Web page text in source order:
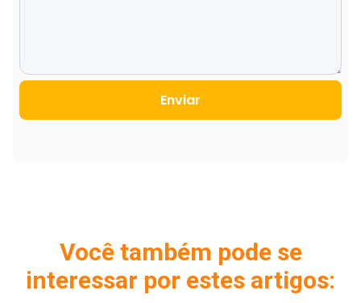
Enviar
Você também pode se
interessar por estes artigos: